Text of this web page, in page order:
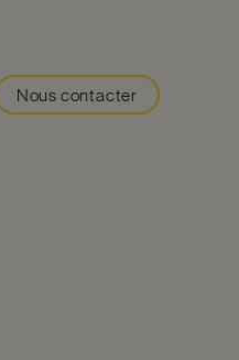
Nous contacter